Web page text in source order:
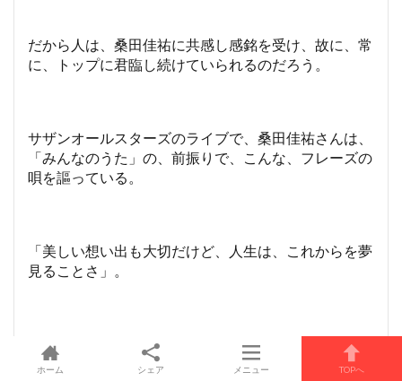
だから人は、桑田佳祐に共感し感銘を受け、故に、常
に、トップに君臨し続けていられるのだろう。
サザンオールスターズのライブで、桑田佳祐さんは、
「みんなのうた」の、前振りで、こんな、フレーズの
唄を謳っている。
「美しい想い出も大切だけど、人生は、これからを夢
見ることさ」。
日本人は、とかく、懐古主義だと言われている。
ホーム シェア メニュー TOPへ